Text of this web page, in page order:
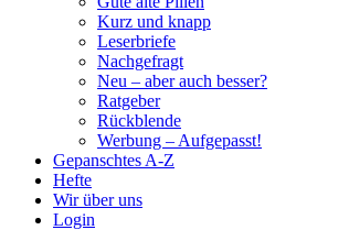
Kurz und knapp
Leserbriefe
Nachgefragt
Neu – aber auch besser?
Ratgeber
Rückblende
Werbung – Aufgepasst!
Gepanschtes A-Z
Hefte
Wir über uns
Login